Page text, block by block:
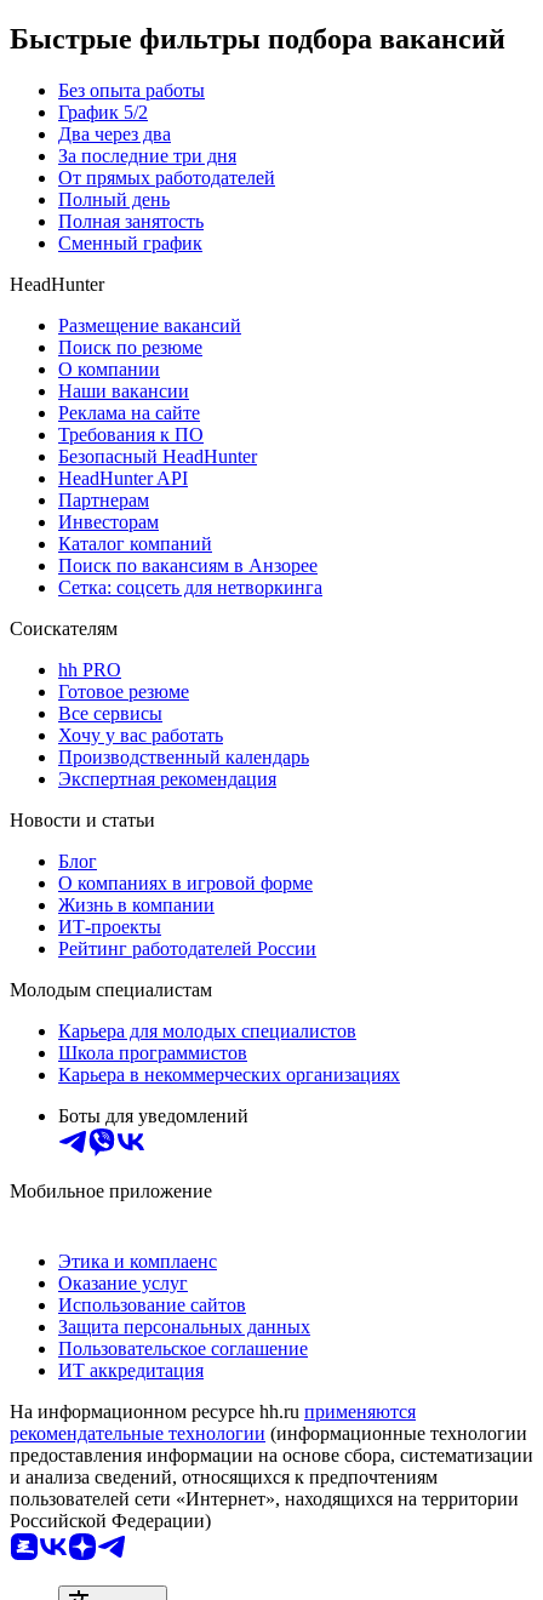
Быстрые фильтры подбора вакансий
Без опыта работы
График 5/2
Два через два
За последние три дня
От прямых работодателей
Полный день
Полная занятость
Сменный график
HeadHunter
Размещение вакансий
Поиск по резюме
О компании
Наши вакансии
Реклама на сайте
Требования к ПО
Безопасный HeadHunter
HeadHunter API
Партнерам
Инвесторам
Каталог компаний
Поиск по вакансиям в Анзорее
Сетка: соцсеть для нетворкинга
Соискателям
hh PRO
Готовое резюме
Все сервисы
Хочу у вас работать
Производственный календарь
Экспертная рекомендация
Новости и статьи
Блог
О компаниях в игровой форме
Жизнь в компании
ИТ-проекты
Рейтинг работодателей России
Молодым специалистам
Карьера для молодых специалистов
Школа программистов
Карьера в некоммерческих организациях
Боты для уведомлений
Мобильное приложение
Этика и комплаенс
Оказание услуг
Использование сайтов
Защита персональных данных
Пользовательское соглашение
ИТ аккредитация
На информационном ресурсе hh.ru применяются
рекомендательные технологии (информационные технологии
предоставления информации на основе сбора, систематизации
и анализа сведений, относящихся к предпочтениям
пользователей сети «Интернет», находящихся на территории
Российской Федерации)